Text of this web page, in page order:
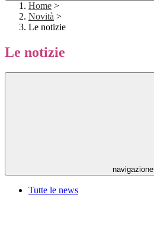
Home >
Novità >
Le notizie
Le notizie
navigazione
Tutte le news